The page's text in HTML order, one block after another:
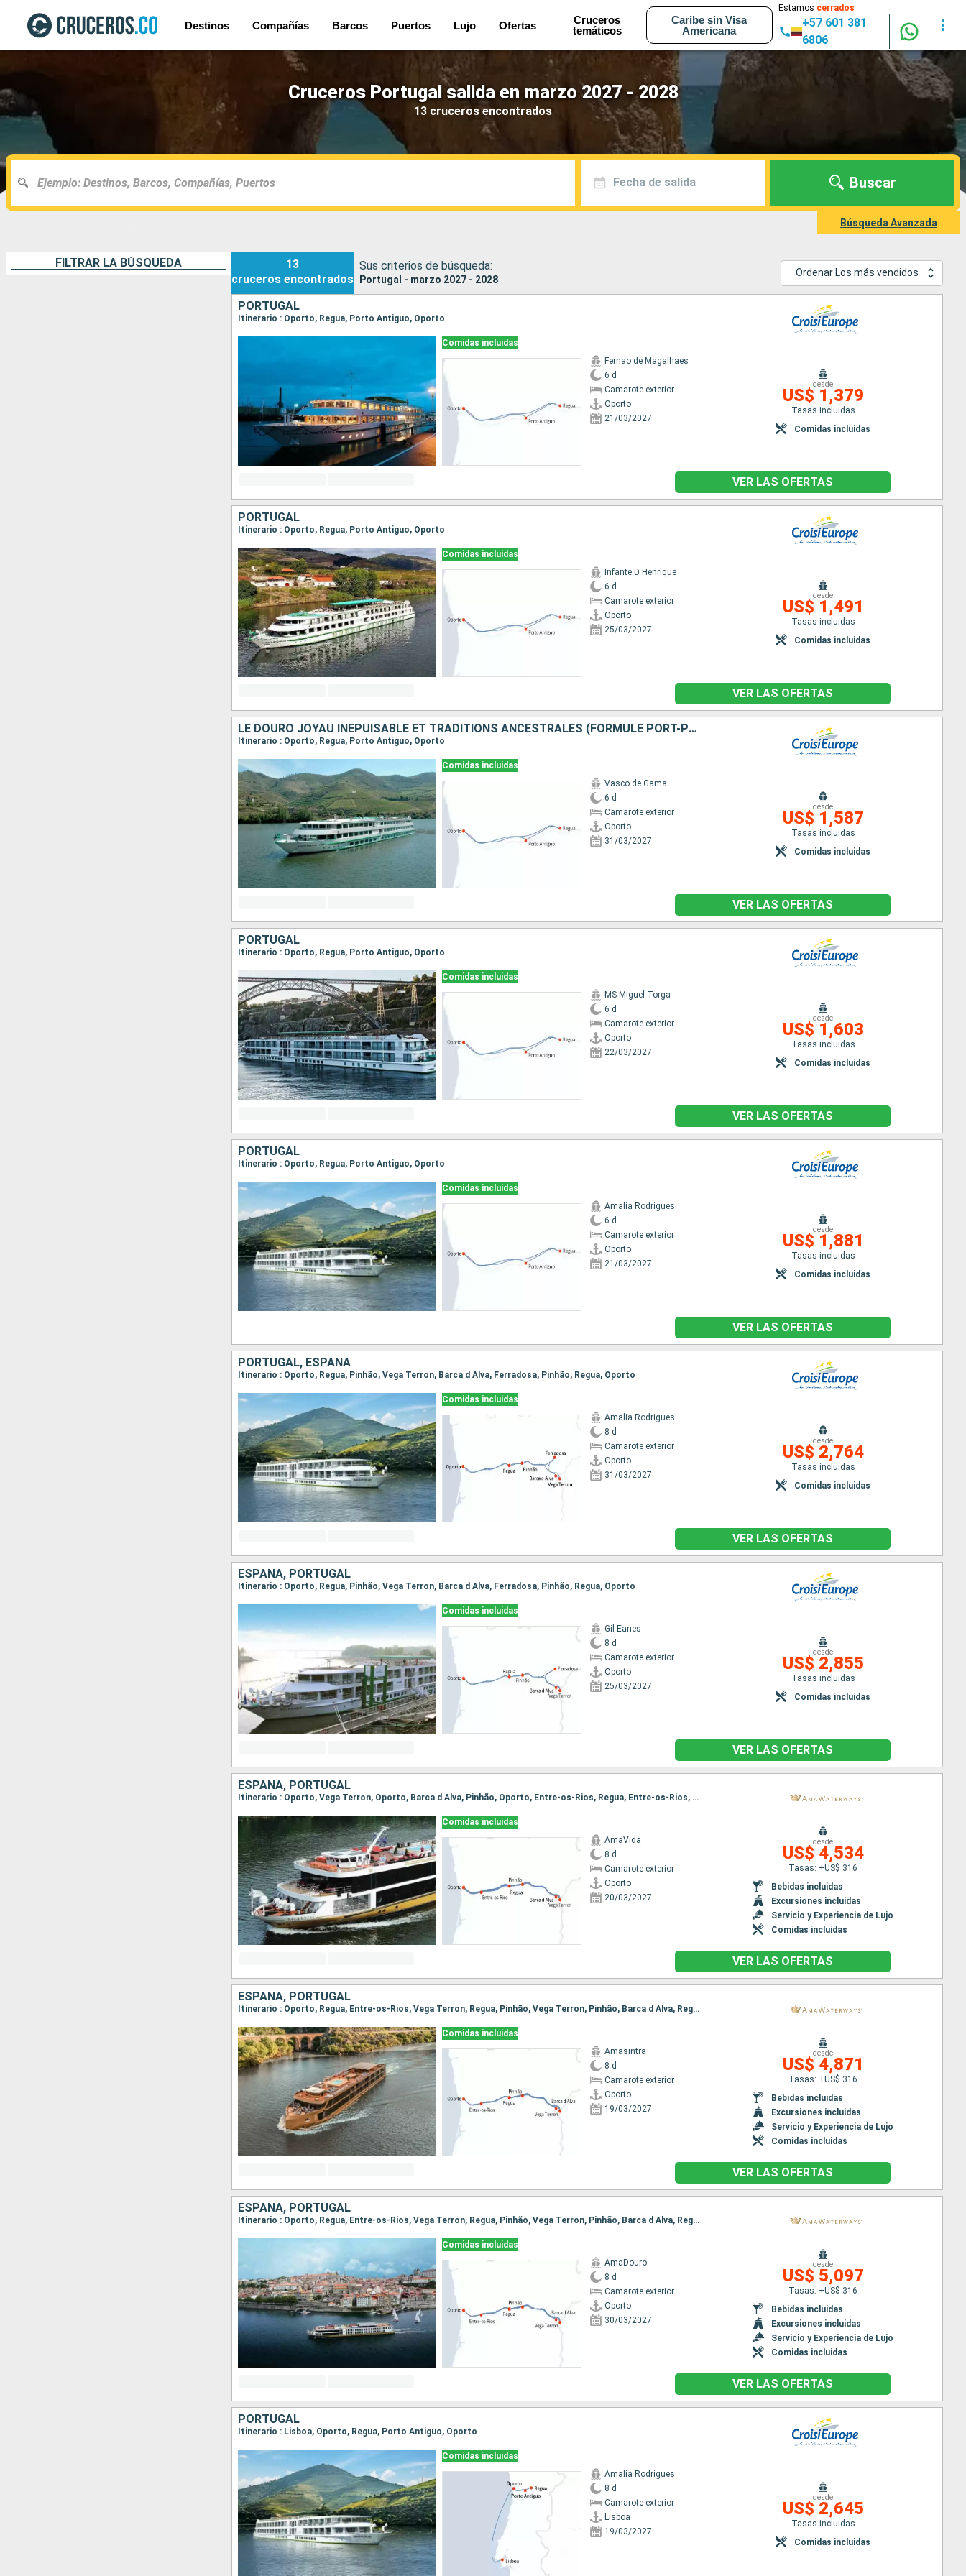
Destinos Compañías Barcos Puertos Lujo Ofertas
Cruceros
temáticos
Caribe sin Visa
Americana
Estamos cerrados
+57 601 381
6806
Cruceros Portugal salida en marzo 2027 - 2028
13 cruceros encontrados
Fecha de salida Buscar
Búsqueda Avanzada
FILTRAR LA BÚSQUEDA
13
cruceros encontrados
Sus criterios de búsqueda:
Portugal - marzo 2027 - 2028
Ordenar Los más vendidos
PORTUGAL
Itinerario : Oporto, Regua, Porto Antiguo, Oporto
Comidas incluidas
Fernao de Magalhaes
6 d
Camarote exterior
Oporto
21/03/2027
desde
US$ 1,379
Tasas incluidas
Comidas incluidas
VER LAS OFERTAS
PORTUGAL
Itinerario : Oporto, Regua, Porto Antiguo, Oporto
Comidas incluidas
Infante D Henrique
6 d
Camarote exterior
Oporto
25/03/2027
desde
US$ 1,491
Tasas incluidas
Comidas incluidas
VER LAS OFERTAS
LE DOURO JOYAU INÉPUISABLE ET TRADITIONS ANCESTRALES (FORMULE PORT-PORT)
Itinerario : Oporto, Regua, Porto Antiguo, Oporto
Comidas incluidas
Vasco de Gama
6 d
Camarote exterior
Oporto
31/03/2027
desde
US$ 1,587
Tasas incluidas
Comidas incluidas
VER LAS OFERTAS
PORTUGAL
Itinerario : Oporto, Regua, Porto Antiguo, Oporto
Comidas incluidas
MS Miguel Torga
6 d
Camarote exterior
Oporto
22/03/2027
desde
US$ 1,603
Tasas incluidas
Comidas incluidas
VER LAS OFERTAS
PORTUGAL
Itinerario : Oporto, Regua, Porto Antiguo, Oporto
Comidas incluidas
Amalia Rodrigues
6 d
Camarote exterior
Oporto
21/03/2027
desde
US$ 1,881
Tasas incluidas
Comidas incluidas
VER LAS OFERTAS
PORTUGAL, ESPAÑA
Itinerario : Oporto, Regua, Pinhão, Vega Terron, Barca d Alva, Ferradosa, Pinhão, Regua, Oporto
Comidas incluidas
Amalia Rodrigues
8 d
Camarote exterior
Oporto
31/03/2027
desde
US$ 2,764
Tasas incluidas
Comidas incluidas
VER LAS OFERTAS
ESPAÑA, PORTUGAL
Itinerario : Oporto, Regua, Pinhão, Vega Terron, Barca d Alva, Ferradosa, Pinhão, Regua, Oporto
Comidas incluidas
Gil Eanes
8 d
Camarote exterior
Oporto
25/03/2027
desde
US$ 2,855
Tasas incluidas
Comidas incluidas
VER LAS OFERTAS
ESPAÑA, PORTUGAL
Itinerario : Oporto, Vega Terron, Oporto, Barca d Alva, Pinhão, Oporto, Entre-os-Rios, Regua, Entre-os-Rios, Pinhão, Entre-os-Rios, Oporto, Barca d Alva, Vega Terron, Oporto
Comidas incluidas
AmaVida
8 d
Camarote exterior
Oporto
20/03/2027
desde
US$ 4,534
Tasas: +US$ 316
Bebidas incluidas
Excursiones incluidas
Servicio y Experiencia de Lujo
Comidas incluidas
VER LAS OFERTAS
ESPAÑA, PORTUGAL
Itinerario : Oporto, Regua, Entre-os-Rios, Vega Terron, Regua, Pinhão, Vega Terron, Pinhão, Barca d Alva, Regua, Oporto
Comidas incluidas
Amasintra
8 d
Camarote exterior
Oporto
19/03/2027
desde
US$ 4,871
Tasas: +US$ 316
Bebidas incluidas
Excursiones incluidas
Servicio y Experiencia de Lujo
Comidas incluidas
VER LAS OFERTAS
ESPAÑA, PORTUGAL
Itinerario : Oporto, Regua, Entre-os-Rios, Vega Terron, Regua, Pinhão, Vega Terron, Pinhão, Barca d Alva, Regua, Oporto
Comidas incluidas
AmaDouro
8 d
Camarote exterior
Oporto
30/03/2027
desde
US$ 5,097
Tasas: +US$ 316
Bebidas incluidas
Excursiones incluidas
Servicio y Experiencia de Lujo
Comidas incluidas
VER LAS OFERTAS
PORTUGAL
Itinerario : Lisboa, Oporto, Regua, Porto Antiguo, Oporto
Comidas incluidas
Amalia Rodrigues
8 d
Camarote exterior
Lisboa
19/03/2027
desde
US$ 2,645
Tasas incluidas
Comidas incluidas